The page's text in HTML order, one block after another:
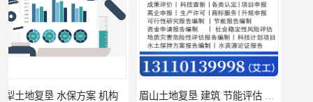
眉山土地复垦 建筑 节能评估 服务